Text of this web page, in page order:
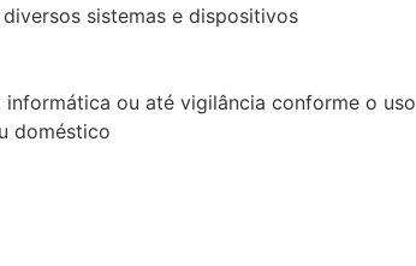
sistemas e dispositivos
ou até vigilância conforme o uso
doméstico